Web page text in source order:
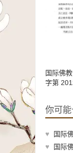
国际佛
字第
你可
♥ 国际
♥
国际